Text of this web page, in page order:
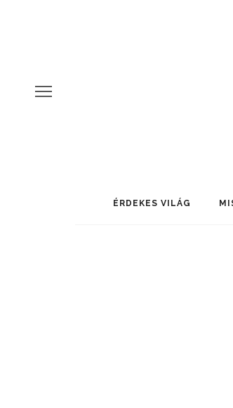
ÉRDEKES VILÁG